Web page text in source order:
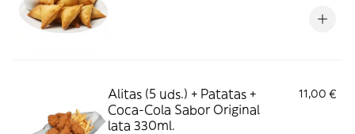
Alitas (5 uds.) + Patatas +
Coca-Cola Sabor Original
lata 330ml.
11,00 €